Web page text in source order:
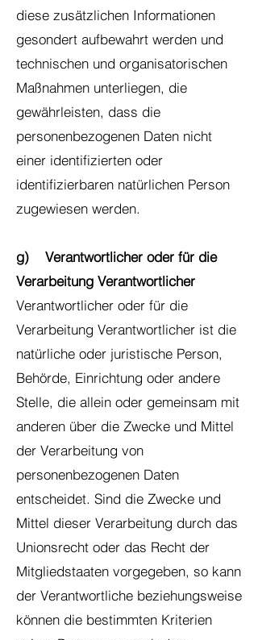
diese zusätzlichen Informationen
gesondert aufbewahrt werden und
technischen und organisatorischen
Maßnahmen unterliegen, die
gewährleisten, dass die
personenbezogenen Daten nicht
einer identifizierten oder
identifizierbaren natürlichen Person
zugewiesen werden.
g) Verantwortlicher oder für die
Verarbeitung Verantwortlicher
Verantwortlicher oder für die
Verarbeitung Verantwortlicher ist die
natürliche oder juristische Person,
Behörde, Einrichtung oder andere
Stelle, die allein oder gemeinsam mit
anderen über die Zwecke und Mittel
der Verarbeitung von
personenbezogenen Daten
entscheidet. Sind die Zwecke und
Mittel dieser Verarbeitung durch das
Unionsrecht oder das Recht der
Mitgliedstaaten vorgegeben, so kann
der Verantwortliche beziehungsweise
können die bestimmten Kriterien